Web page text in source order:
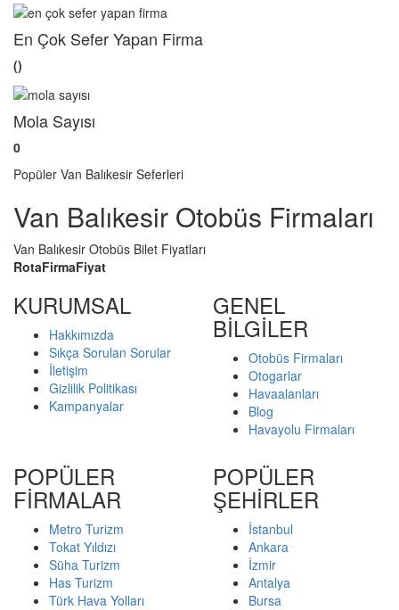
En Çok Sefer Yapan Firma
()
Mola Sayısı
0
Popüler Van Balıkesir Seferleri
Van Balıkesir Otobüs Firmaları
Van Balıkesir Otobüs Bilet Fiyatları
RotaFirmaFiyat
KURUMSAL
Hakkımızda
Sıkça Sorulan Sorular
İletişim
Gizlilik Politikası
Kampanyalar
GENEL
BİLGİLER
Otobüs Firmaları
Otogarlar
Havaalanları
Blog
Havayolu Firmaları
POPÜLER
FİRMALAR
Metro Turizm
Tokat Yıldızı
Süha Turizm
Has Turizm
Türk Hava Yolları
POPÜLER
ŞEHİRLER
İstanbul
Ankara
İzmir
Antalya
Bursa